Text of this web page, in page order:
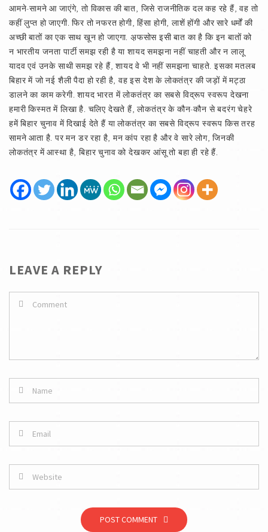
आमने-सामने आ जाएंगे, तो विकास की बात, जिसे राजनीतिक दल कह रहे हैं, वह तो
कहीं लुप्त हो जाएगी. फिर तो नफरत होगी, हिंसा होगी, लाशें होंगी और सारे धर्मों की
अच्छी बातों का एक साथ खून हो जाएगा. अ़फसोस इसी बात का है कि इन बातों को
न भारतीय जनता पार्टी समझ रही है या शायद समझना नहीं चाहती और न लालू
यादव एवं उनके साथी समझ रहे हैं, शायद वे भी नहीं समझना चाहते. इसका मतलब
बिहार में जो नई शैली पैदा हो रही है, वह इस देश के लोकतंत्र की जड़ों में मट्ठा
डालने का काम करेगी. शायद भारत में लोकतंत्र का सबसे विद्रूप स्वरूप देखना
हमारी किस्मत में लिखा है. चलिए देखते हैं, लोकतंत्र के कौन-कौन से बदरंग चेहरे
हमें बिहार चुनाव में दिखाई देते हैं या लोकतंत्र का सबसे विद्रूप स्वरूप किस तरह
सामने आता है. पर मन डर रहा है, मन कांप रहा है और वे सारे लोग, जिनकी
लोकतंत्र में आस्था है, बिहार चुनाव को देखकर आंसू तो बहा ही रहे हैं.
LEAVE A REPLY
POST COMMENT